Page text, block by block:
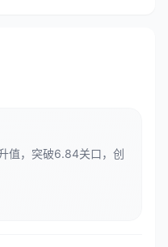
值，突破6.84关口，创